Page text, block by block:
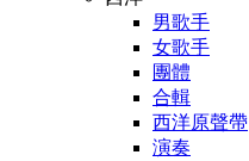
男歌手
女歌手
團體
合輯
西洋原聲帶
演奏